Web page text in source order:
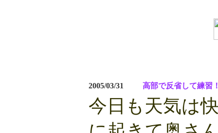
2005/03/31 高部で反省して練習
今日も天気は